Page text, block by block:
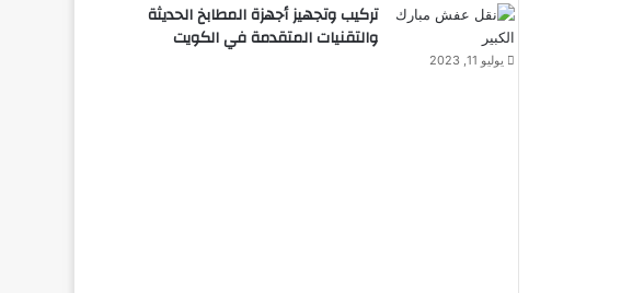
تركيب وتجهيز أجهزة المطابخ الحديثة
والتقنيات المتقدمة في الكويت
يوليو 11, 2023